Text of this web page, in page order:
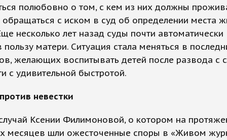
полюбовно о том, с кем из них должны
с иском в суд об определении места
несколько лет назад суды почти
матери. Ситуация стала меняться в
желающих воспитывать детей после развода с
с удивительной быстротой.
невестки
Ксении Филимоновой, о котором на
месяцев шли ожесточенные споры в «Живом